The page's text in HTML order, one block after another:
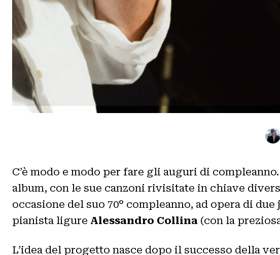
C’è modo e modo per fare gli auguri di
album, con le sue canzoni rivisitate in chiave
occasione del suo 70° compleanno, ad opera di
pianista ligure Alessandro Collina (con la
L’idea del progetto nasce dopo il successo della